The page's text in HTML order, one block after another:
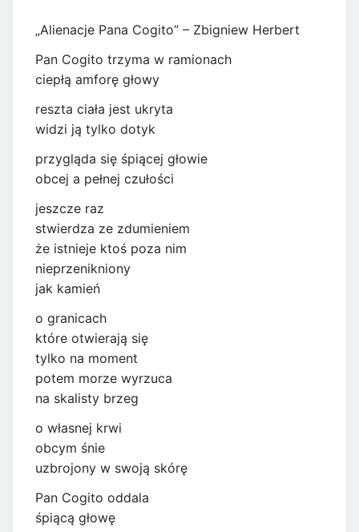
„Alienacje Pana Cogito” – Zbigniew Herbert
Pan Cogito trzyma w ramionach
ciepłą amforę głowy
reszta ciała jest ukryta
widzi ją tylko dotyk
przygląda się śpiącej głowie
obcej a pełnej czułości
jeszcze raz
stwierdza ze zdumieniem
że istnieje ktoś poza nim
nieprzenikniony
jak kamień
o granicach
które otwierają się
tylko na moment
potem morze wyrzuca
na skalisty brzeg
o własnej krwi
obcym śnie
uzbrojony w swoją skórę
Pan Cogito oddala
śpiącą głowę